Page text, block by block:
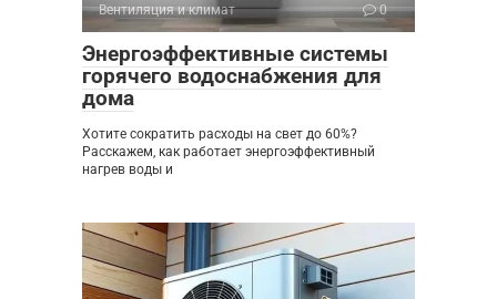
Вентиляция и климат 0
Энергоэффективные системы
горячего водоснабжения для
дома
Хотите сократить расходы на свет до 60%?
Расскажем, как работает энергоэффективный
нагрев воды и